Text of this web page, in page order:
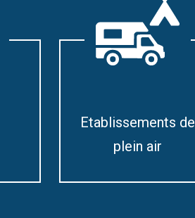
Etablissements de
plein air